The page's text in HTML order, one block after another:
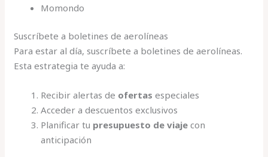
Momondo
Suscríbete a boletines de aerolíneas
Para estar al día, suscríbete a boletines de aerolíneas.
Esta estrategia te ayuda a:
Recibir alertas de ofertas especiales
Acceder a descuentos exclusivos
Planificar tu presupuesto de viaje con
anticipación